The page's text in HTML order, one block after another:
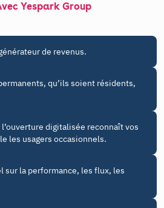
Yespark Group
de revenus.
qu’ils soient résidents,
digitalisée reconnaît vos
les usagers occasionnels.
sur la performance, les flux, les